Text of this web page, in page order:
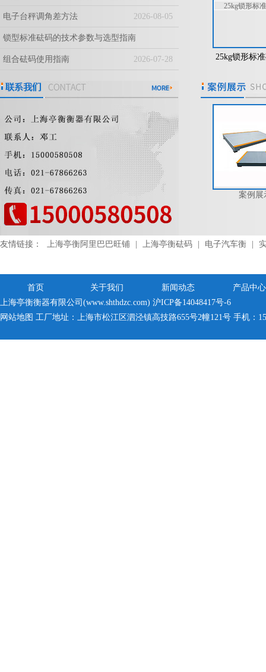
2026-08-06
电子台秤调角差方法 2026-08-05
锁型标准砝码的技术参数与选型指南
2026-08-03
组合砝码使用指南 2026-07-28
55S十万分之一天
OCS-3T电子吊钩秤，天车
25kg锁形标
案例展示 案例展示 案例展
友情链接： 上海亭衡阿里巴巴旺铺 上海亭衡砝码 电子汽车衡
首页 关于我们 新闻动态
产品中心
上海亭衡衡器有限公司(www.shthdzc.com) 沪ICP备14048417号-6
网站地图 工厂地址：上海市松江区泗泾镇高技路655号2幢121号 手机：